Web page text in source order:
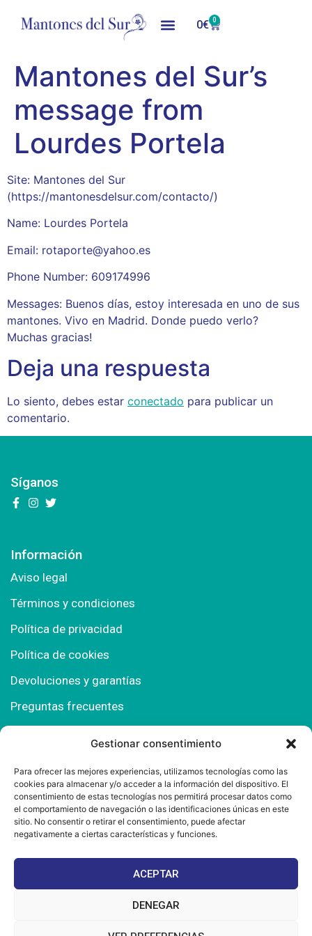
Gestionar consentimiento
Para ofrecer las mejores experiencias, utilizamos tecnologías como las
cookies para almacenar y/o acceder a la información del dispositivo. El
consentimiento de estas tecnologías nos permitirá procesar datos como
el comportamiento de navegación o las identificaciones únicas en este
sitio. No consentir o retirar el consentimiento, puede afectar
negativamente a ciertas características y funciones.
ACEPTAR
DENEGAR
0€ 0
Mantones del Sur’s
message from
Lourdes Portela
Site: Mantones del Sur
(https://mantonesdelsur.com/contacto/)
Name: Lourdes Portela
Email: rotaporte@yahoo.es
Phone Number: 609174996
Messages: Buenos días, estoy interesada en uno de sus
mantones. Vivo en Madrid. Donde puedo verlo?
Muchas gracias!
Deja una respuesta
Lo siento, debes estar conectado para publicar un
comentario.
Síganos
Información
Aviso legal
Términos y condiciones
Política de privacidad
Política de cookies
Devoluciones y garantías
Preguntas frecuentes
Polígono Comercial Urbisur (Cita previa) 11130
Chiclana de la Fra. (Cádiz)
667 457 908
info@mantonesdelsur.com
mantonesdelsur@gmail.com